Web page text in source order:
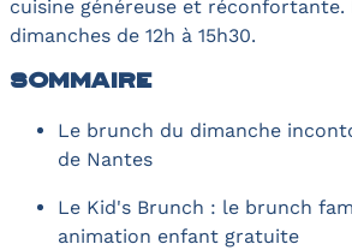
cuisine généreuse et
dimanches de 12h à 15h30.
Sommaire
Le brunch du dimanche
de Nantes
Le Kid's Brunch : le brunch
animation enfant gratuite